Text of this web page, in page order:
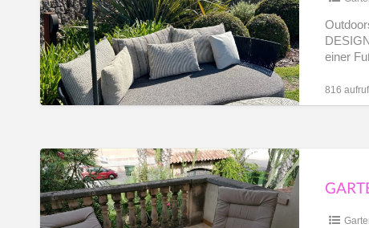
DESIGN,
Lagoon,
Ausstellungsstück
einer
816
Garten
/
Balkonmöbel